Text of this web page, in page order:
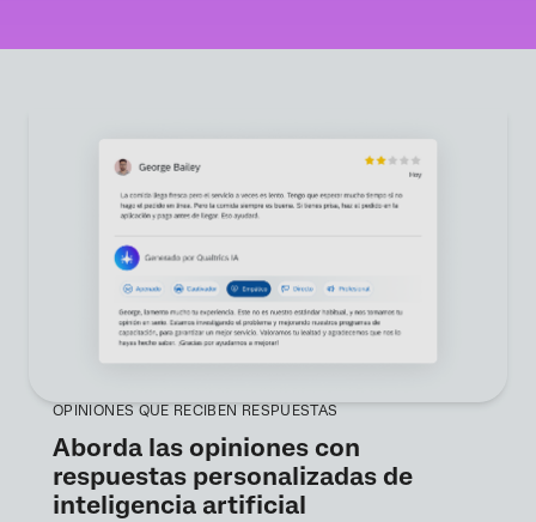
OPINIONES QUE RECIBEN RESPUESTAS
Aborda las opiniones con
respuestas personalizadas de
inteligencia artificial